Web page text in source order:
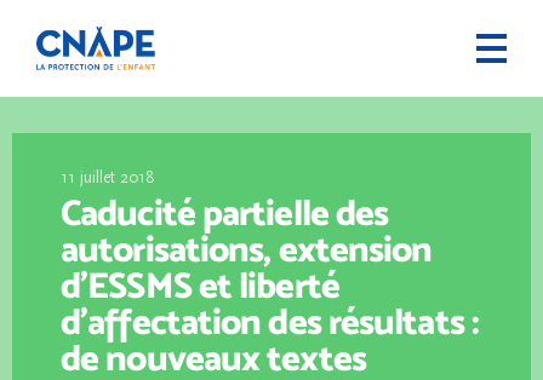
11 juillet 2018
Caducité partielle des
autorisations, extension
d’ESSMS et liberté
d’affectation des résultats :
de nouveaux textes